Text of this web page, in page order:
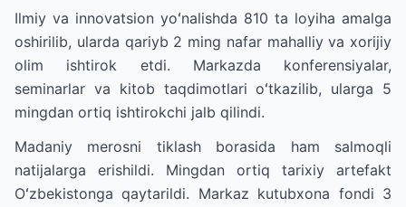
Ilmiy va innovatsion yoʻnalishda 810 ta loyiha amalga
oshirilib, ularda qariyb 2 ming nafar mahalliy va xorijiy
olim ishtirok etdi. Markazda konferensiyalar,
seminarlar va kitob taqdimotlari oʻtkazilib, ularga 5
mingdan ortiq ishtirokchi jalb qilindi.
Madaniy merosni tiklash borasida ham salmoqli
natijalarga erishildi. Mingdan ortiq tarixiy artefakt
Oʻzbekistonga qaytarildi. Markaz kutubxona fondi 3